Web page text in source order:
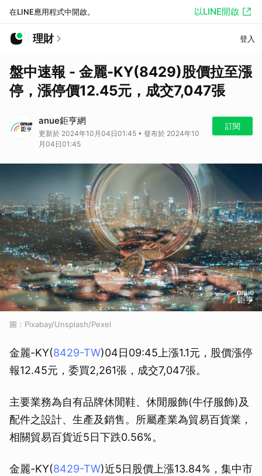
在LINE應用程式中開啟。 以LINE開啟
理財 登入
盤中速報 - 金麗-KY(8429)股價拉至漲
停，漲停價12.45元，成交7,047張
anue鉅亨網
更新於 2024年10月04日01:45 • 發布於 2024年10
月04日01:45
訂閱
圖：Pixabay/Unsplash/Pexel
金麗-KY(8429-TW)04日09:45上漲1.1元，股價漲停
報12.45元，委買2,261張，成交7,047張。
主要業務為自有品牌休閒鞋、休閒服飾(牛仔服飾)及
配件之設計、生產及銷售。所屬產業為貿易百貨業，
相關貿易百貨近5日下跌0.56%。
金麗-KY(8429-TW)近5日股價上漲13.84%，集中市